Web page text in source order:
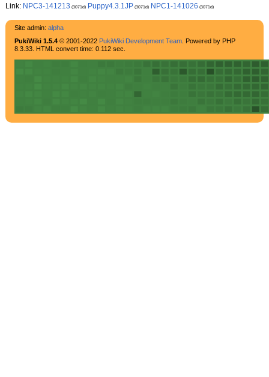
Link: NPC3-141213 (3071d) Puppy4.3.1JP(3071d) NPC1-141026 (3071d)
Site admin: alpha
PukiWiki 1.5.4© 2001-2022 PukiWiki Development Team. Powered by PHP
8.3.33. HTML convert time: 0.112 sec.